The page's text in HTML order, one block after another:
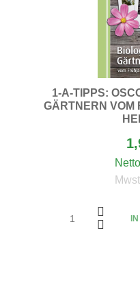
1-A-TIPPS:
GÄRTNERN VOM